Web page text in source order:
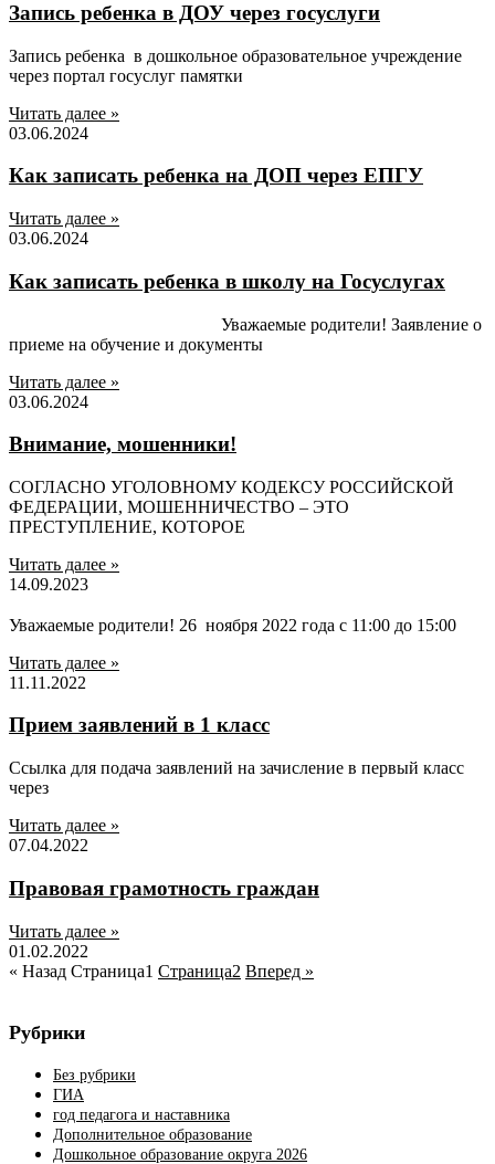
Запись ребенка в ДОУ через госуслуги
Запись ребенка в дошкольное образовательное учреждение
через портал госуслуг памятки
Читать далее »
03.06.2024
Как записать ребенка на ДОП через ЕПГУ
Читать далее »
03.06.2024
Как записать ребенка в школу на Госуслугах
Уважаемые родители! Заявление о
приеме на обучение и документы
Читать далее »
03.06.2024
Внимание, мошенники!
СОГЛАСНО УГОЛОВНОМУ КОДЕКСУ РОССИЙСКОЙ
ФЕДЕРАЦИИ, МОШЕННИЧЕСТВО – ЭТО
ПРЕСТУПЛЕНИЕ, КОТОРОЕ
Читать далее »
14.09.2023
Уважаемые родители! 26 ноября 2022 года с 11:00 до 15:00
Читать далее »
11.11.2022
Прием заявлений в 1 класс
Ссылка для подача заявлений на зачисление в первый класс
через
Читать далее »
07.04.2022
Правовая грамотность граждан
Читать далее »
01.02.2022
« Назад Страница1 Страница2 Вперед »
Рубрики
Без рубрики
ГИА
год педагога и наставника
Дополнительное образование
Дошкольное образование округа 2026